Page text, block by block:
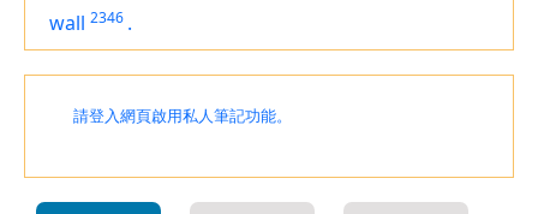
wall 2346 .
請登入網頁啟用私人筆記功能。